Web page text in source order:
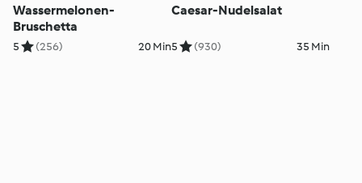
Wassermelonen-
Bruschetta
5 (256) 20 Min
Caesar-Nudelsalat
5 (930) 35 Min